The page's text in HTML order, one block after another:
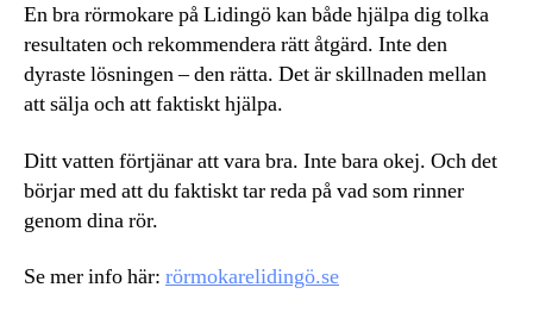
En bra rörmokare på Lidingö kan både hjälpa dig tolka
resultaten och rekommendera rätt åtgärd. Inte den
dyraste lösningen – den rätta. Det är skillnaden mellan
att sälja och att faktiskt hjälpa.
Ditt vatten förtjänar att vara bra. Inte bara okej. Och det
börjar med att du faktiskt tar reda på vad som rinner
genom dina rör.
Se mer info här: rörmokarelidingö.se